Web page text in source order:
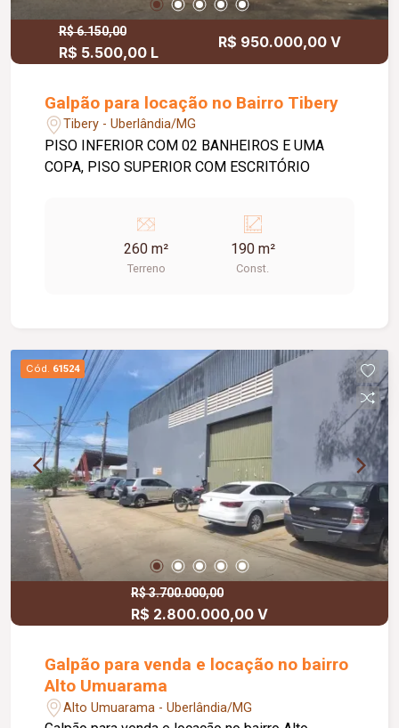
R$ 6.150,00
R$ 5.500,00 L
R$ 950.000,00 V
Galpão para locação no Bairro Tibery
Tibery - Uberlândia/MG
PISO INFERIOR COM 02 BANHEIROS E UMA
COPA, PISO SUPERIOR COM ESCRITÓRIO
260 m²
Terreno
190 m²
Const.
Cód. 61524
R$ 3.700.000,00
R$ 2.800.000,00 V
Galpão para venda e locação no bairro
Alto Umuarama
Alto Umuarama - Uberlândia/MG